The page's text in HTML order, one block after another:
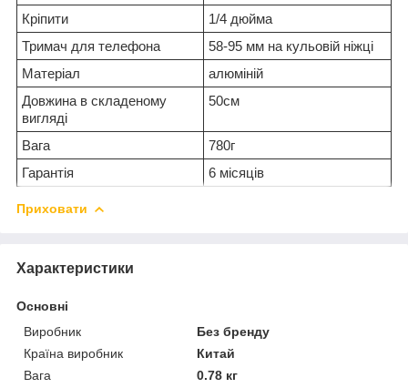
Кріпити
1/4 дюйма
Тримач для телефона
58-95 мм на кульовій ніжці
Матеріал
алюміній
Довжина в складеному
вигляді
50см
Вага
780г
Гарантія
6 місяців
Приховати
Характеристики
Основні
Виробник
Без бренду
Країна виробник
Китай
Вага
0.78 кг